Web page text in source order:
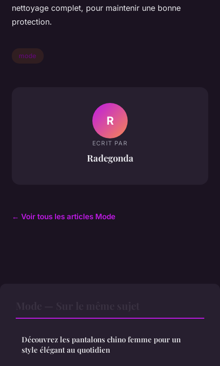
nettoyage complet, pour maintenir une bonne
protection.
mode
R
ECRIT PAR
Radegonda
← Voir tous les articles Mode
Découvrez les pantalons chino femme pour un
style élégant au quotidien